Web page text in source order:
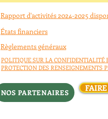
Rapport d'activités 2024-2025
États financiers
Règlements généraux
POLITIQUE SUR LA CONFIDENTIALITÉ
PROTECTION DES RENSEIGNEMENTS
NOS PARTENAIRES